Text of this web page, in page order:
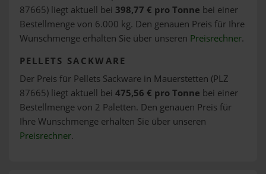
87665) liegt aktuell bei 398,77 € pro Tonne bei einer
Bestellmenge von 6.000 kg. Den genauen Preis für Ihre
Wunschmenge erhalten Sie über unseren Preisrechner.
PELLETS SACKWARE
Der Preis für Pellets Sackware in Mauerstetten (PLZ
87665) liegt aktuell bei 475,56 € pro Tonne bei einer
Bestellmenge von 2 Paletten. Den genauen Preis für
Ihre Wunschmenge erhalten Sie über unseren
Preisrechner.